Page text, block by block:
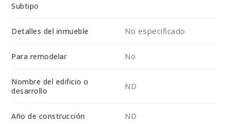
Subtipo
Detalles del inmueble No especificado
Para remodelar No
Nombre del edificio o
desarrollo
ND
Año de construcción ND